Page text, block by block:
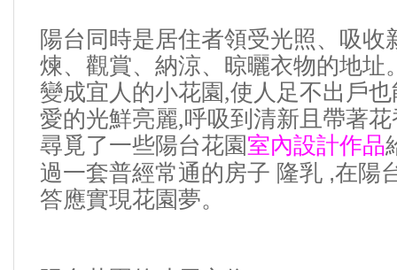
陽台同時是居住者領受光照、吸收
煉、觀賞、納涼、晾曬衣物的地址
變成宜人的小花園 ,使人足不出戶
愛的光鮮亮麗,呼吸到清新且帶著
尋覓了一些陽台花園 室內設計作品
過一套普經常通的房子 隆乳 ,在陽
答應實現花園夢。